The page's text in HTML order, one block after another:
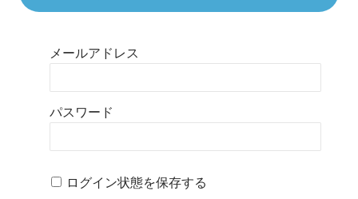
メールアドレス
パスワード
ログイン状態を保存する